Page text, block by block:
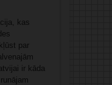
kas
par
ir kāda